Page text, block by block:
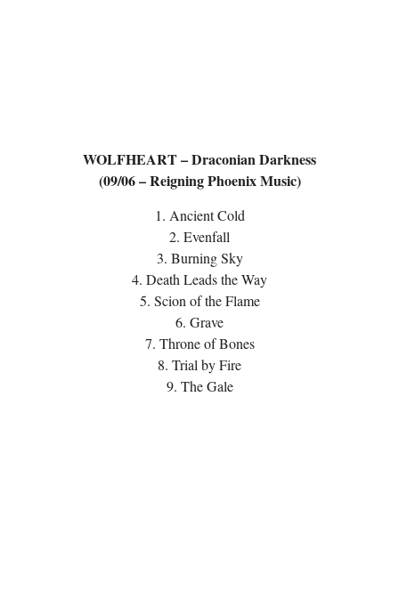
WOLFHEART – Draconian Darkness
(09/06 – Reigning Phoenix Music)
1. Ancient Cold
2. Evenfall
3. Burning Sky
4. Death Leads the Way
5. Scion of the Flame
6. Grave
7. Throne of Bones
8. Trial by Fire
9. The Gale